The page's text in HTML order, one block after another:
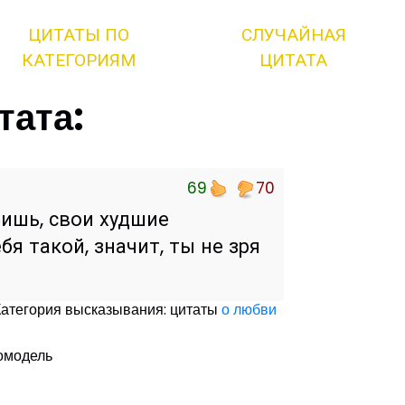
ЦИТАТЫ ПО
КАТЕГОРИЯМ
СЛУЧАЙНАЯ
ЦИТАТА
69 70
свои худшие
такой, значит, ты не зря
высказывания: цитаты о любви